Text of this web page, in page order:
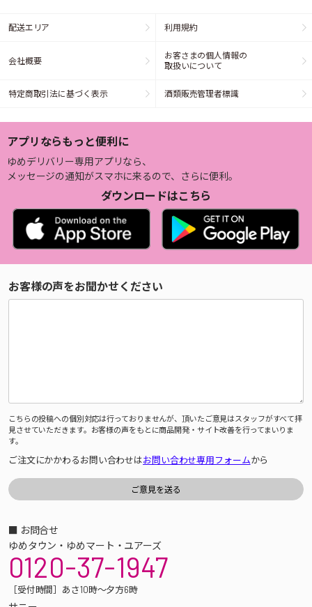
配送エリア 利用規約
会社概要
お客さまの個人情報の
取扱いについて
特定商取引法に基づく表示 酒類販売管理者標識
アプリならもっと便利に
ゆめデリバリー専用アプリなら、
メッセージの通知がスマホに来るので、さらに便利。
ダウンロードはこちら
お客様の声をお聞かせください
こちらの投稿への個別対応は行っておりませんが、頂いたご意見はスタッフがすべて拝
見させていただきます。お客様の声をもとに商品開発・サイト改善を行ってまいりま
す。
ご注文にかかわるお問い合わせはお問い合わせ専用フォームから
■ お問合せ
ゆめタウン・ゆめマート・ユアーズ
0120-37-1947
［受付時間］あさ10時～夕方6時